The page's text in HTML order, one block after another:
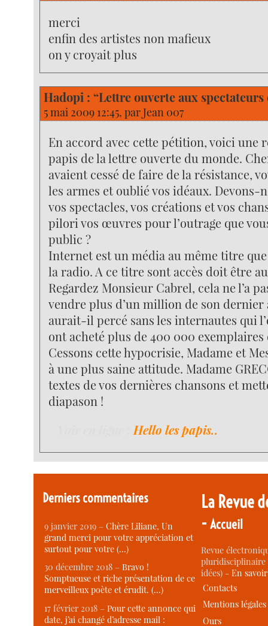
merci
enfin des artistes non mafieux
on y croyait plus
Hadopi : “Lettre ouverte aux spectateurs
5 mai 2009 12:45, parJean 007
En accord avec cette pétition, voici une
papis de la lettre ouverte du monde.
avaient cessé de faire de la résistance,
les armes et oublié vos idéaux. Devons-
vos spectacles, vos créations et vos
pilori vos œuvres pour l’outrage que
public ?
Internet est un média au même titre
la radio. A ce titre sont accès doit être
Regardez Monsieur Cabrel, cela ne l’a
vendre plus d’un million de son dernier
aurait-il percé sans les internautes qui
ont acheté plus de 400 000
Cessons cette hypocrisie, Madame et
à une plus saine attitude. Madame
textes de vos dernières chansons et
diapason !
Hello les papis..
Derniers commentaires
9 janvier 2019 –Chère Liliane, Un
grand merci pour votre appréciation et
surtout pour votre (…)
30 décembre 2018 –Bravo !
Somptueuse et riche présentation de ce
merveilleux poète et érudit. (…)
17 février 2018 –Pour cette annonce qui
date, j’ai changé d’adresse mail :
La Revue
-Accueil
Revue
idées) -En
Contacts
Mentions légales
Ours